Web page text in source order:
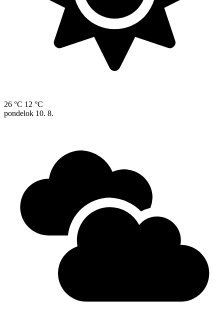
26 °C 12 °C
pondelok 10. 8.